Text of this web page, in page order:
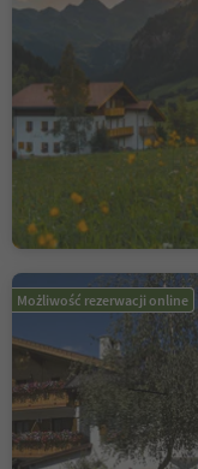
Możliwość rezerwacji online